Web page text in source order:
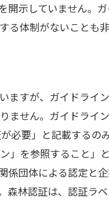
示していません。
体制がないことも非
た多く
ますが、ガイドライ
ません。ガイドライ
必要」と記載するの
」を参照すること」
係団体による認定と
森林認証は、認証ラ